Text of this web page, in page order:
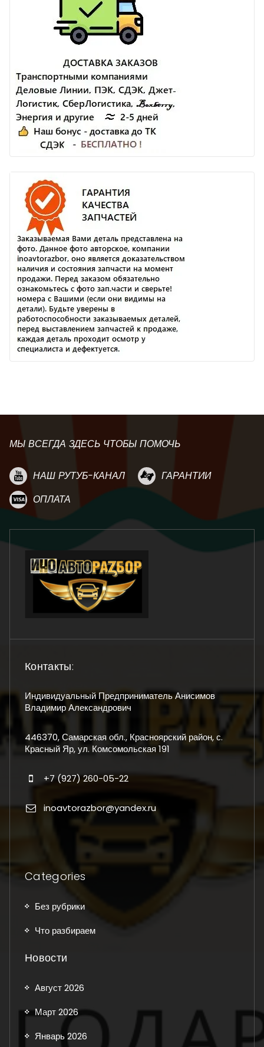
МЫ ВСЕГДА ЗДЕСЬ ЧТОБЫ ПОМОЧЬ
НАШ РУТУБ-КАНАЛ
ГАРАНТИИ
ОПЛАТА
Контакты:
Индивидуальный Предприниматель Анисимов
Владимир Александрович
446370, Самарская обл., Красноярский район, с.
Красный Яр, ул. Комсомольская 191
+7 (927) 260-05-22
inoavtorazbor@yandex.ru
Categories
Без рубрики
Что разбираем
Новости
Август 2026
Март 2026
Январь 2026